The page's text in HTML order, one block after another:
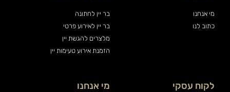
מי אנחנו
כתוב לנו
בר יין לחתונה
בר יין לאירוע פרטי
מלצרים להגשת יין
הזמנת אירוע טעימות יין
לקוח עסקי מי אנחנו